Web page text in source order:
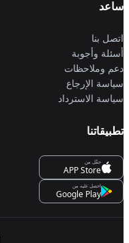
ساعد
اتصل بنا
أسئلة وأجوبة
دعم وملاحظات
سياسة الإرجاع
سياسة الاسترداد
تطبيقاتنا
حمِّل من
APP Store
احصل عليه من
Google Play